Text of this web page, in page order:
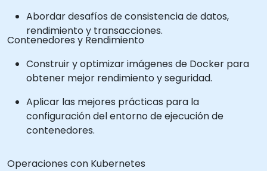
Abordar desafíos de consistencia de datos,
rendimiento y transacciones.
Contenedores y Rendimiento
Construir y optimizar imágenes de Docker para
obtener mejor rendimiento y seguridad.
Aplicar las mejores prácticas para la
configuración del entorno de ejecución de
contenedores.
Operaciones con Kubernetes